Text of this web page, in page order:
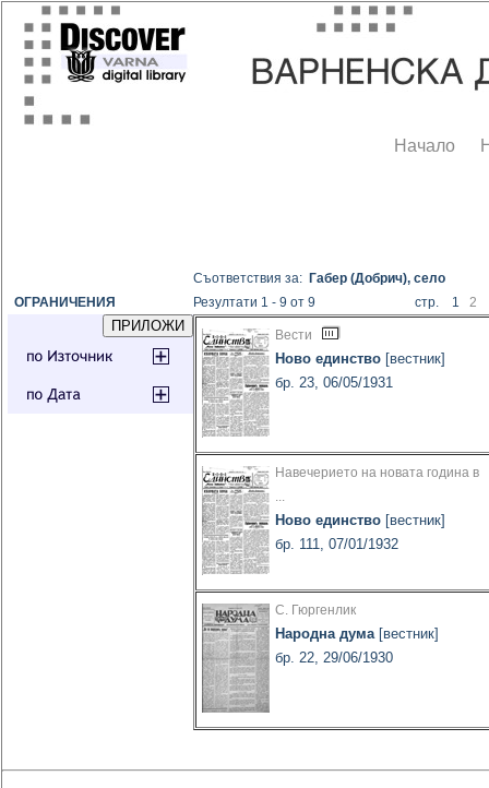
Начало
ОГРАНИЧЕНИЯ
Съответствия за: Габер (Добрич), село
Резултати 1 - 9 от 9
стр. 12
Вести
Ново единство [вестник]
бр. 23, 06/05/1931
Навечерието на новата година в
...
Ново единство [вестник]
бр. 111, 07/01/1932
С. Гюргенлик
Народна дума[вестник]
бр. 22, 29/06/1930